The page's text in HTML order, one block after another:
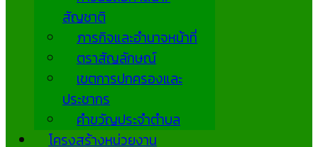
สัญชาติ
ภารกิจและอำนาจหน้าที่
ตราสัญลักษณ์
เขตการปกครองและ
ประชากร
คำขวัญประจำตำบล
โครงสร้างหน่วยงาน